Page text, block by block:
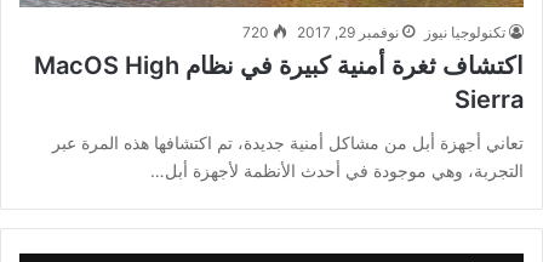
تكنولوجيا نيوز نوفمبر 29, 2017 720
اكتشاف ثغرة أمنية كبيرة في نظام MacOS High
Sierra
تعاني أجهزة أبل من مشاكل أمنية جديدة، تم اكتشافها هذه المرة عبر
التجربة، وهي موجودة في أحدث الأنظمة لأجهزة أبل…